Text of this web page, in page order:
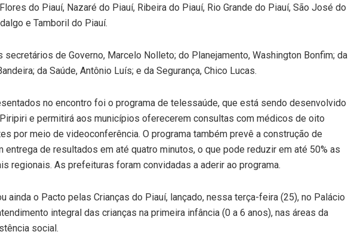
do Piauí, Nazaré do Piauí, Ribeira do Piauí, Rio Grande do Piauí, São José do
e Tamboril do Piauí.
secretários de Governo, Marcelo Nolleto; do Planejamento, Washington Bonfim; da
da Saúde, Antônio Luís; e da Segurança, Chico Lucas.
no encontro foi o programa de telessaúde, que está sendo desenvolvido
e permitirá aos municípios oferecerem consultas com médicos de oito
por meio de videoconferência. O programa também prevê a construção de
entrega de resultados em até quatro minutos, o que pode reduzir em até 50% as
regionais. As prefeituras foram convidadas a aderir ao programa.
ainda o Pacto pelas Crianças do Piauí, lançado, nessa terça-feira (25), no Palácio
integral das crianças na primeira infância (0 a 6 anos), nas áreas da
social.